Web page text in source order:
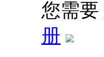
您需要
册